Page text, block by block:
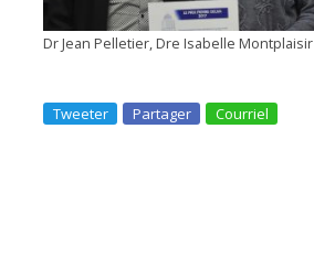
Dr Jean Pelletier, Dre Isabelle Montplaisir
Tweeter Partager Courriel